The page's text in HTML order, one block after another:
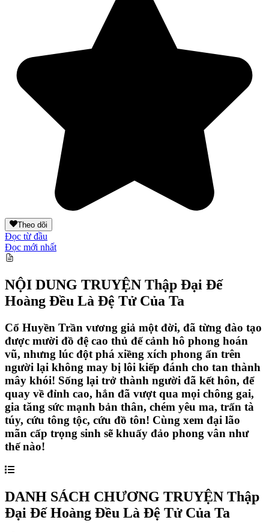
Theo dõi
Đọc từ đầu
Đọc mới nhất
NỘI DUNG TRUYỆN Thập Đại Đế
Hoàng Đều Là Đệ Tử Của Ta
Cổ Huyền Trần vương giả một đời, đã từng đào tạo
được mười đồ đệ cao thủ đế cảnh hô phong hoán
vũ, nhưng lúc đột phá xiềng xích phong ấn trên
người lại không may bị lôi kiếp đánh cho tan thành
mây khói! Sống lại trở thành người đã kết hôn, để
quay về đỉnh cao, hắn đã vượt qua mọi chông gai,
gia tăng sức mạnh bản thân, chém yêu ma, trấn tà
túy, cứu tông tộc, cứu đồ tôn! Cùng xem đại lão
mãn cấp trọng sinh sẽ khuấy đảo phong vân như
thế nào!
DANH SÁCH CHƯƠNG TRUYỆN Thập
Đại Đế Hoàng Đều Là Đệ Tử Của Ta